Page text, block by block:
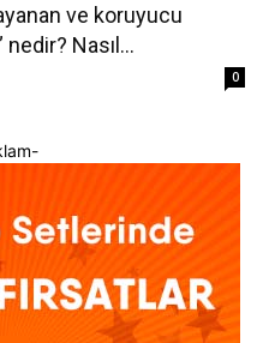
ve koruyucu
Nasıl...
0